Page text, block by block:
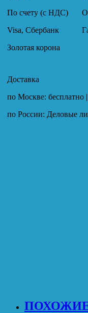
По счету (с НДС)
Visa, Сбербанк
Золотая корона
Доставка
по Москве: бесплатно
по России: Деловые